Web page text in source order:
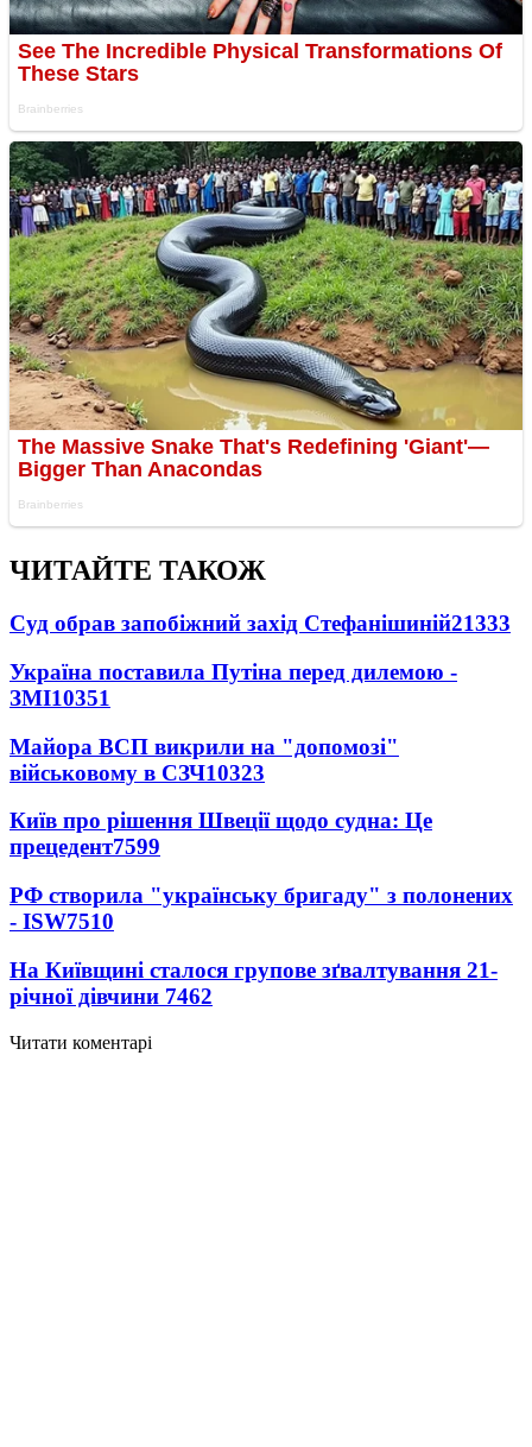
ЧИТАЙТЕ ТАКОЖ
Суд обрав запобіжний захід Стефанішиній21333
Україна поставила Путіна перед дилемою -
ЗМІ10351
Майора ВСП викрили на "допомозі"
військовому в СЗЧ10323
Київ про рішення Швеції щодо судна: Це
прецедент7599
РФ створила "українську бригаду" з полонених
- ISW7510
На Київщині сталося групове зґвалтування 21-
річної дівчини 7462
Читати коментарі